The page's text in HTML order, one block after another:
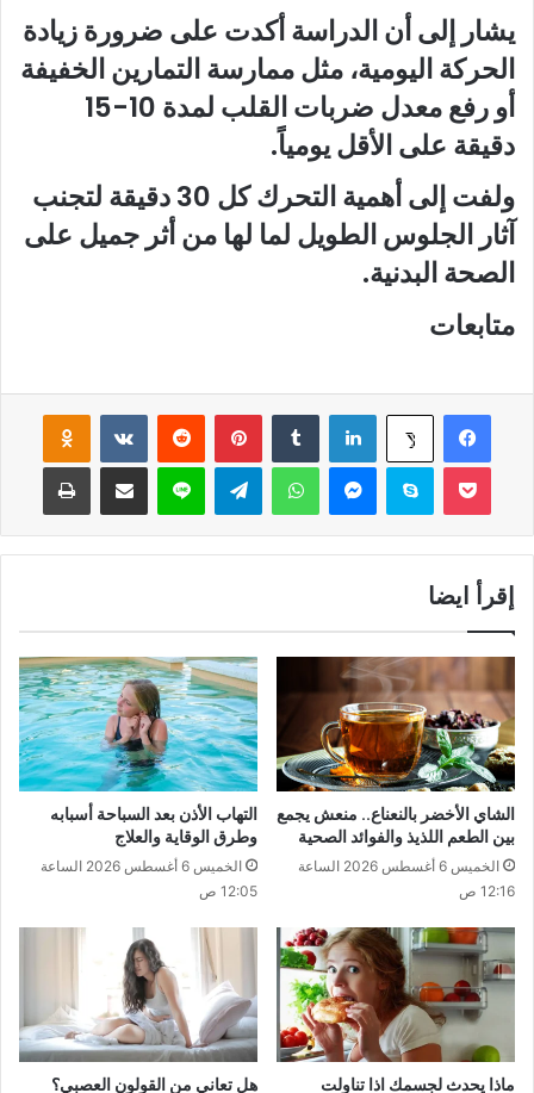
يشار إلى أن الدراسة أكدت على ضرورة زيادة
الحركة اليومية، مثل ممارسة التمارين الخفيفة
أو رفع معدل ضربات القلب لمدة 10-15
دقيقة على الأقل يومياً.
ولفت إلى أهمية التحرك كل 30 دقيقة لتجنب
آثار الجلوس الطويل لما لها من أثر جميل على
الصحة البدنية.
متابعات
فيسبوك ‫X لينكدإن بينتيريست
سكايب واتساب لاين
إقرأ ايضا
الشاي الأخضر بالنعناع.. منعش يجمع
بين الطعم اللذيذ والفوائد الصحية
الخميس 6 أغسطس 2026 الساعة
12:16 ص
التهاب الأذن بعد السباحة أسبابه
وطرق الوقاية والعلاج
الخميس 6 أغسطس 2026 الساعة
12:05 ص
ماذا يحدث لجسمك اذا تناولت هل تعاني من القولون العصبي؟